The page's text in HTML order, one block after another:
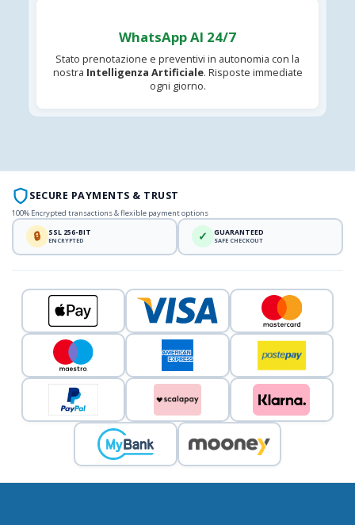
WhatsApp AI 24/7
Stato prenotazione e preventivi in autonomia con la
nostra Intelligenza Artificiale. Risposte immediate
ogni giorno.
SECURE PAYMENTS & TRUST
100% Encrypted transactions & flexible payment options
🔒 SSL 256-BIT
ENCRYPTED ✓ GUARANTEED
SAFE CHECKOUT